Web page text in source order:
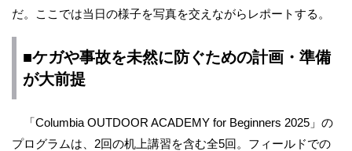
だ。ここでは当日の様子を写真を交えながらレポートする。
■ケガや事故を未然に防ぐための計画・準備
が大前提
「Columbia OUTDOOR ACADEMY for Beginners 2025」の
プログラムは、2回の机上講習を含む全5回。フィールドでの